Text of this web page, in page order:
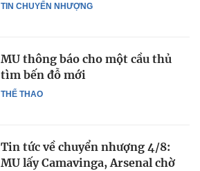
TIN CHUYỂN NHƯỢNG
THỂ THAO
MU thông báo cho một cầu thủ
tìm bến đỗ mới
Tin tức về chuyển nhượng 4/8:
MU lấy Camavinga, Arsenal chờ